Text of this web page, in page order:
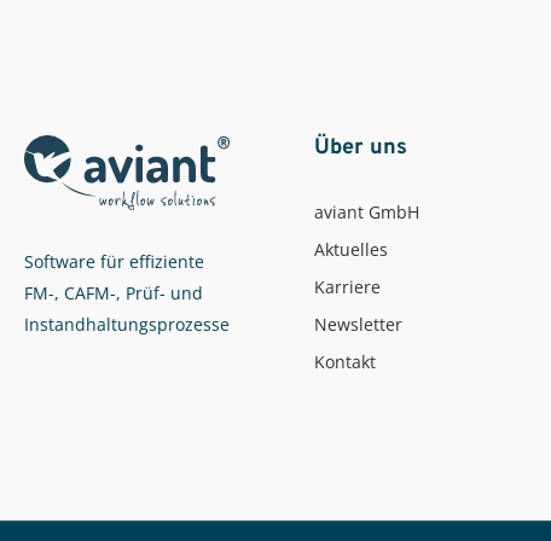
Software für effiziente
FM-, CAFM-, Prüf- und
Instandhaltungsprozesse
Über uns
aviant GmbH
Aktuelles
Karriere
Newsletter
Kontakt